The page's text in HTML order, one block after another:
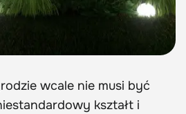
wcale nie musi być
kształt i